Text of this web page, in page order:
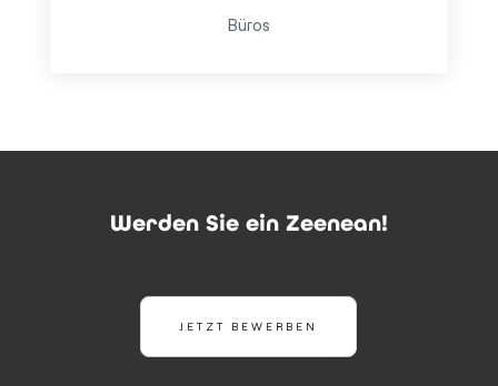
Büros
Werden Sie ein Zeenean!
JETZT BEWERBEN